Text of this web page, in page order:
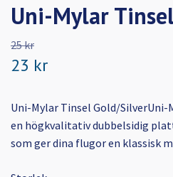
Uni-Mylar
25 kr
23 kr
Uni-Mylar Tinsel Gold/SilverUni-
en högkvalitativ dubbelsidig
som ger dina flugor en klassisk